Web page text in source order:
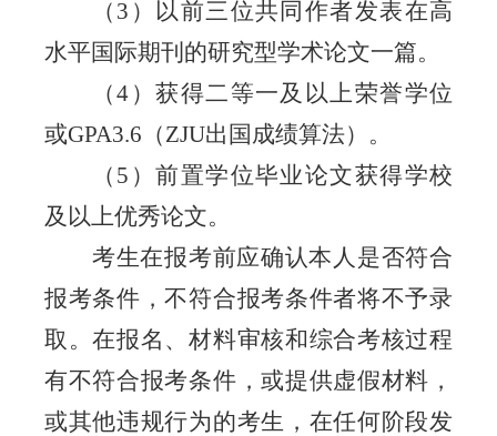
（ 3）以前三位共同作者发表在高
水平国际期刊的研究型学术论文一篇。
（4）获得二等一及以上荣誉学位
或GPA3.6（ZJU出国成绩算法）。
（ 5）前置学位毕业论文获得学校
及以上优秀论文。
考生在报考前应确认本人是否符合
报考条件，不符合报考条件者将不予录
取 。在报名、材料审核和综合考核过程
有不符合报考条件，或提供虚假材料，
或其他违规行为的考生，在任何阶段发